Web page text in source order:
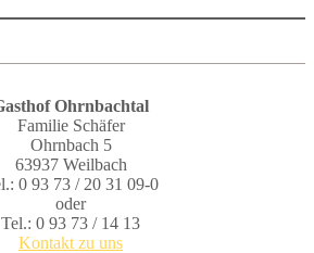
Ohrnbachtal
Familie Schäfer
Ohrnbach 5
63937 Weilbach
0 93 73 / 20 31 09-0
oder
Tel.: 0 93 73 / 14 13
Kontakt zu uns